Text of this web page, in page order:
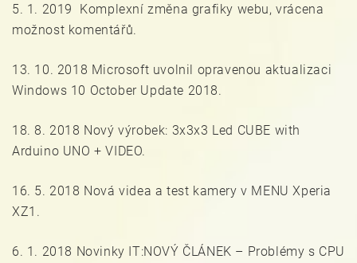
5. 1. 2019 Komplexní změna grafiky webu, vrácena
možnost komentářů.
13. 10. 2018 Microsoft uvolnil opravenou aktualizaci
Windows 10 October Update 2018.
18. 8. 2018 Nový výrobek: 3x3x3 Led CUBE with
Arduino UNO + VIDEO.
16. 5. 2018 Nová videa a test kamery v MENU Xperia
XZ1.
6. 1. 2018 Novinky IT:NOVÝ ČLÁNEK – Problémy s CPU